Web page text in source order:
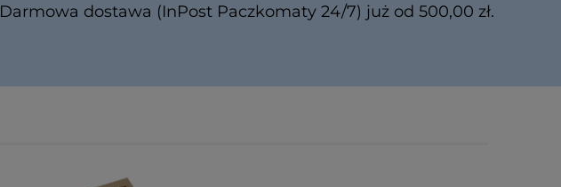
Darmowa dostawa (InPost Paczkomaty 24/7) już od 500,00 zł.